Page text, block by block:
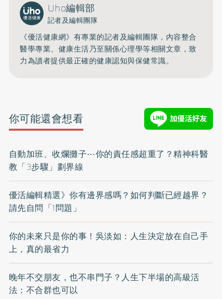
Uho編輯部
記者及編輯團隊
《優活健康網》有專業的記者及編輯團隊，內容整合
醫學專業、健康生活乃至關係心理學等相關文章，致
力為讀者提供最正確的健康認知與保健常識。
你可能還會想看
自動加班、收爛攤子⋯你的責任感超重了？精神科醫
教「3步驟」劃界線
優活編輯精選》你有邊界感嗎？如何判斷已經越界？
請先自問「1問題」
你的未來只是你的事！吳淡如：人生決定放在自己手
上，真的最省力
晚年不交朋友，也不串門子？人生下半場的高級活
法：不合群也可以